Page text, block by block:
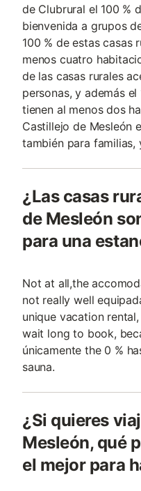
de Clubrural el 100 %
bienvenida a grupos
100 % de estas casas
menos cuatro
de las casas rurales
personas, y además
tienen al menos dos
Castillejo de Mesleón
también para familias,
¿Las casas
de Mesleón
para una
Not at all,the
not really well
unique vacation
wait long to book,
únicamente the 0 %
sauna.
¿Si quieres
Mesleón, qué
el mejor para